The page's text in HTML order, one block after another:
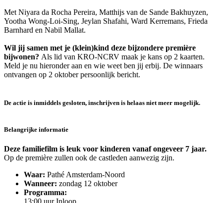
Met Niyara da Rocha Pereira, Matthijs van de Sande Bakhuyzen,
Yootha Wong-Loi-Sing, Jeylan Shafahi, Ward Kerremans, Frieda
Barnhard en Nabil Mallat.
Wil jij samen met je (klein)kind deze bijzondere première
bijwonen? Als lid van KRO-NCRV maak je kans op 2 kaarten.
Meld je nu hieronder aan en wie weet ben jij erbij. De winnaars
ontvangen op 2 oktober persoonlijk bericht.
De actie is inmiddels gesloten, inschrijven is helaas niet meer mogelijk.
Belangrijke informatie
Deze familiefilm is leuk voor kinderen vanaf ongeveer 7 jaar.
Op de première zullen ook de castleden aanwezig zijn.
Waar: Pathé Amsterdam-Noord
Wanneer: zondag 12 oktober
Programma: